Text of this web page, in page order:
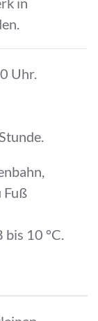
Uhr.
Fuß
bis 10 °C.